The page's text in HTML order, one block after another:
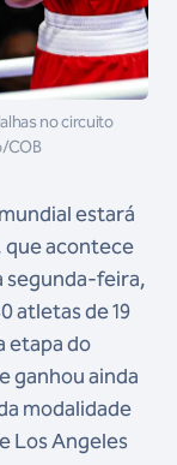
no circuito
COB
estará
que acontece
segunda-feira,
atletas de 19
etapa do
ganhou ainda
modalidade
Los Angeles